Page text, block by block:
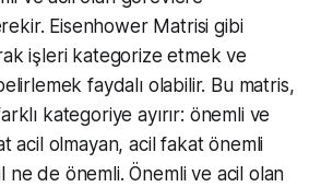
Eisenhower Matrisi gibi
işleri kategorize etmek ve
faydalı olabilir. Bu matris,
kategoriye ayırır: önemli ve
acil olmayan, acil fakat önemli
ne de önemli. Önemli ve acil olan